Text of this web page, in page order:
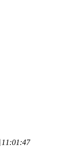
11:01:47